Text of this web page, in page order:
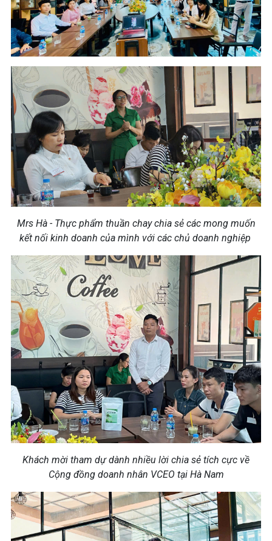
Mrs Hà - Thực phẩm thuần chay chia sẻ các mong muốn
kết nối kinh doanh của mình với các chủ doanh nghiệp
Khách mời tham dự dành nhiều lời chia sẻ tích cực về
Cộng đồng doanh nhân VCEO tại Hà Nam